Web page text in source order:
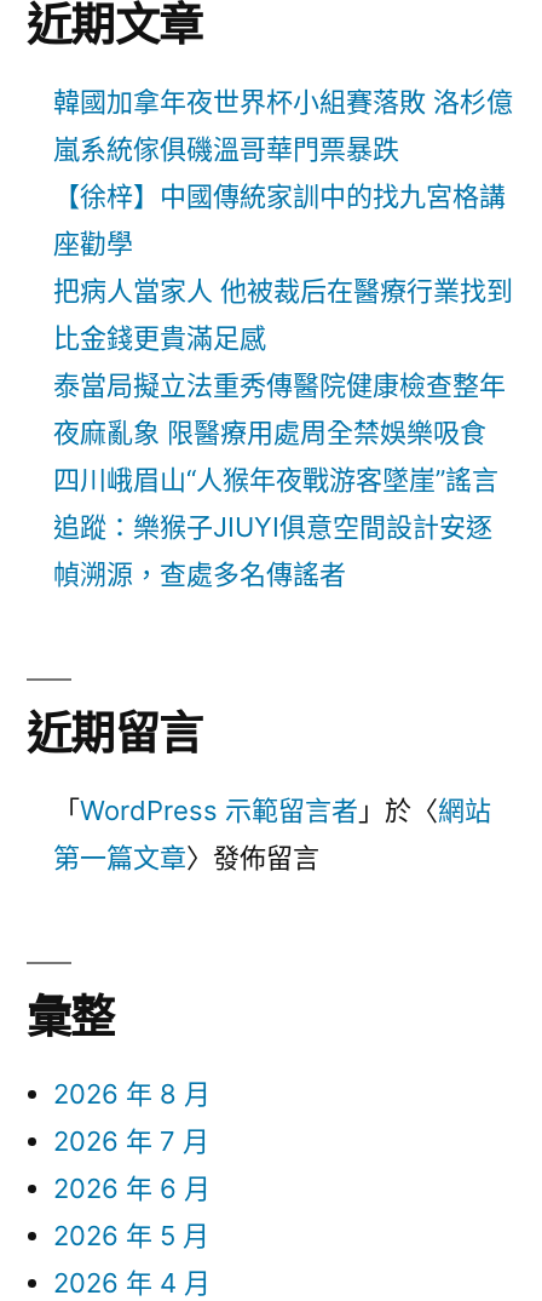
近期文章
韓國加拿年夜世界杯小組賽落敗 洛杉億
嵐系統傢俱磯溫哥華門票暴跌
【徐梓】中國傳統家訓中的找九宮格講
座勸學
把病人當家人 他被裁后在醫療行業找到
比金錢更貴滿足感
泰當局擬立法重秀傳醫院健康檢查整年
夜麻亂象 限醫療用處周全禁娛樂吸食
四川峨眉山“人猴年夜戰游客墜崖”謠言
追蹤：樂猴子JIUYI俱意空間設計安逐
幀溯源，查處多名傳謠者
近期留言
「 WordPress 示範留言者 」於〈網站
第一篇文章〉發佈留言
彙整
2026 年 8 月
2026 年 7 月
2026 年 6 月
2026 年 5 月
2026 年 4 月